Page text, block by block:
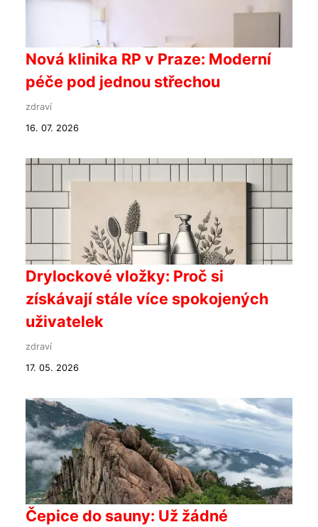
Nová klinika RP v Praze: Moderní
péče pod jednou střechou
zdraví
16. 07. 2026
Drylockové vložky: Proč si
získávají stále více spokojených
uživatelek
zdraví
17. 05. 2026
Čepice do sauny: Už žádné